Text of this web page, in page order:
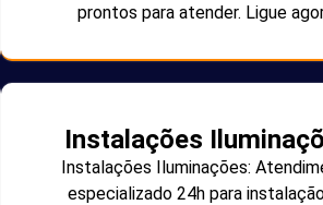
prontos para atender. Ligue
Instalações
Instalações Iluminações:
especializado 24h para